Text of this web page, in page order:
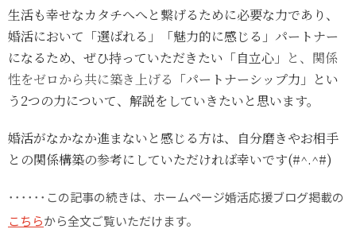
生活も幸せなカタチへへと繋げるために必要な力であり、
婚活において「選ばれる」「魅力的に感じる」パートナー
になるため、ぜひ持っていただきたい「自立心」 と、関係
性をゼロから共に築き上げる 「パートナーシップ力」とい
う2つの力について、解説をしていきたいと思います。
婚活がなかなか進まないと感じる方は、自分磨きやお相手
との関係構築の参考にしていただければ幸いです(#^.^#)
･･････この記事の続きは、ホームページ婚活応援ブログ掲載の
こちらから全文ご覧いただけます。